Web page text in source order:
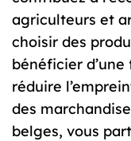
agriculteurs et
choisir des
bénéficier
réduire
des
belges, vous